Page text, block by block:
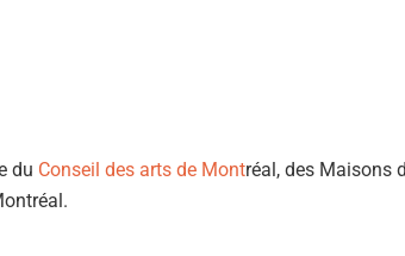
du Conseil des arts de Montréal, des Maisons